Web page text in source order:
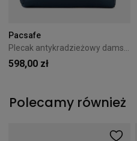
Pacsafe
598,00 zł
Polecamy również